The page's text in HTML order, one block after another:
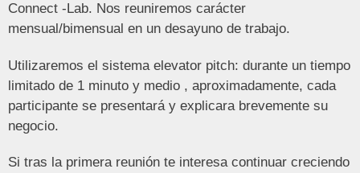
Connect -Lab. Nos reuniremos carácter
mensual/bimensual en un desayuno de trabajo.
Utilizaremos el sistema elevator pitch: durante un tiempo
limitado de 1 minuto y medio , aproximadamente, cada
participante se presentará y explicara brevemente su
negocio.
Si tras la primera reunión te interesa continuar creciendo